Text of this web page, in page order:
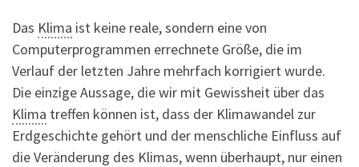
Das Klima ist keine reale, sondern eine von
Computerprogrammen errechnete Größe, die im
Verlauf der letzten Jahre mehrfach korrigiert wurde.
Die einzige Aussage, die wir mit Gewissheit über das
Klima treffen können ist, dass der Klimawandel zur
Erdgeschichte gehört und der menschliche Einfluss auf
die Veränderung des Klimas, wenn überhaupt, nur einen